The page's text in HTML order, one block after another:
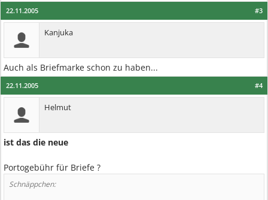
#3
22.11.2005
Kanjuka
Auch als Briefmarke schon zu haben...
#4
22.11.2005
Helmut
ist das die neue
Portogebühr für Briefe ?
Schnäppchen: